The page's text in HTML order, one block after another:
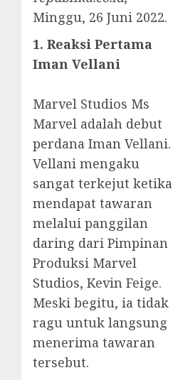
Minggu, 26 Juni 2022.
1. Reaksi Pertama
Iman Vellani
Marvel Studios Ms
Marvel adalah debut
perdana Iman Vellani.
Vellani mengaku
sangat terkejut ketika
mendapat tawaran
melalui panggilan
daring dari Pimpinan
Produksi Marvel
Studios, Kevin Feige.
Meski begitu, ia tidak
ragu untuk langsung
menerima tawaran
tersebut.